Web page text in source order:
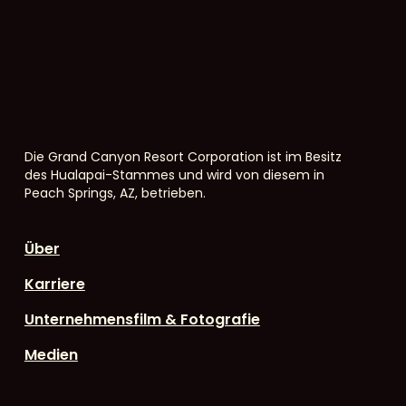
Die Grand Canyon Resort Corporation ist im Besitz
des Hualapai-Stammes und wird von diesem in
Peach Springs, AZ, betrieben.
Über
Karriere
Unternehmensfilm & Fotografie
Medien